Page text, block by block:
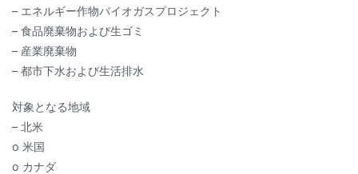
– エネルギー作物バイオガスプロジェクト
– 食品廃棄物および生ゴミ
– 産業廃棄物
– 都市下水および生活排水
対象となる地域
– 北米
o 米国
o カナダ